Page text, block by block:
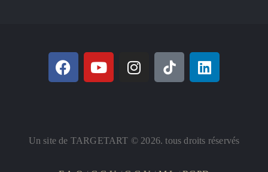
Un site de TARGETART © 2026. tous droits réservés